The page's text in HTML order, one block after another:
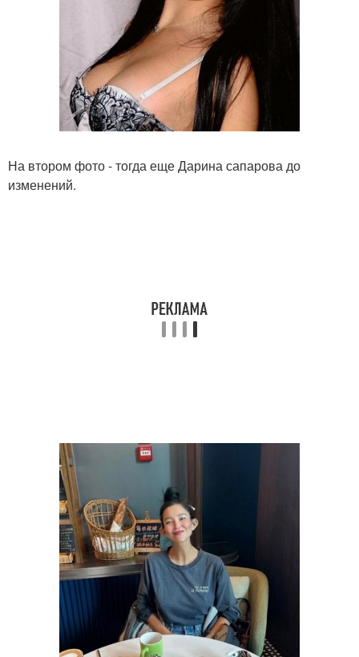
На втором фото - тогда еще Дарина сапарова до
изменений.